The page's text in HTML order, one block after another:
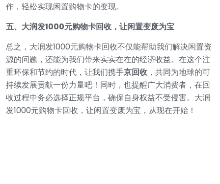
作，轻松实现闲置购物卡的变现。
五、大润发1000元购物卡回收，让闲置变废为宝
总之，大润发1000元购物卡回收不仅能帮助我们解决闲置资
源的问题，还能为我们带来实实在在的经济收益。在这个注
重环保和节约的时代，让我们携手京回收，共同为地球的可
持续发展贡献一份力量吧！同时，也提醒广大消费者，在回
收过程中务必选择正规平台，确保自身权益不受侵害。大润
发1000元购物卡回收，让闲置变废为宝，从现在开始！